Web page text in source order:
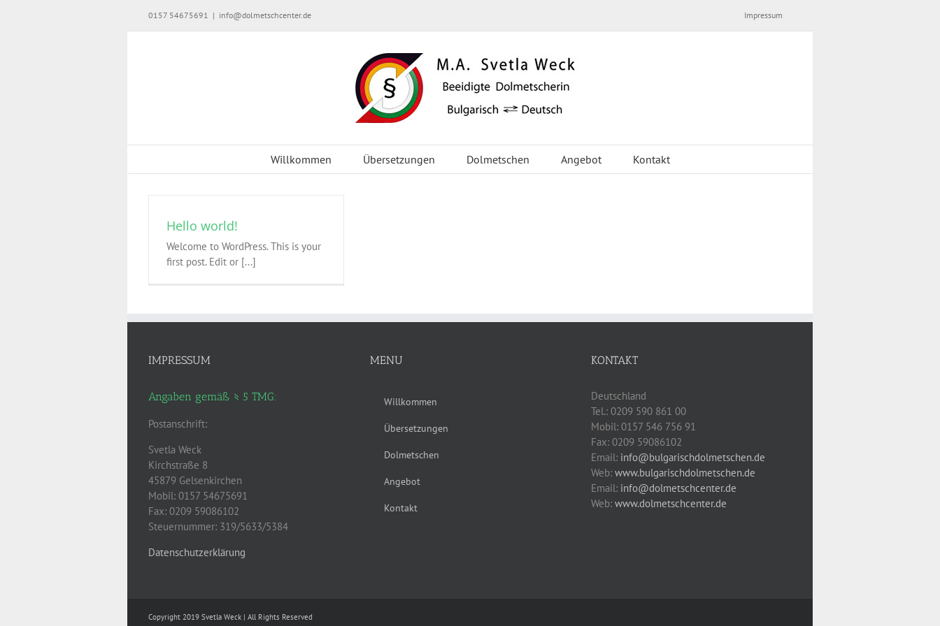
0157 54675691 | info@dolmetschcenter.de Impressum
Willkommen Übersetzungen Dolmetschen Angebot Kontakt
Hello world!
Welcome to WordPress. This is your
first post. Edit or [...]
IMPRESSUM
Angaben gemäß § 5 TMG:
Postanschrift:
Svetla Weck
Kirchstraße 8
45879 Gelsenkirchen
Mobil: 0157 54675691
Fax: 0209 59086102
Steuernummer: 319/5633/5384
Datenschutzerklärung
MENU
Willkommen
Übersetzungen
Dolmetschen
Angebot
Kontakt
KONTAKT
Deutschland
Tel.: 0209 590 861 00
Mobil: 0157 546 756 91
Fax: 0209 59086102
Email: info@bulgarischdolmetschen.de
Web:www.bulgarischdolmetschen.de
Email: info@dolmetschcenter.de
Web:www.dolmetschcenter.de
Copyright 2019 Svetla Weck | All Rights Reserved